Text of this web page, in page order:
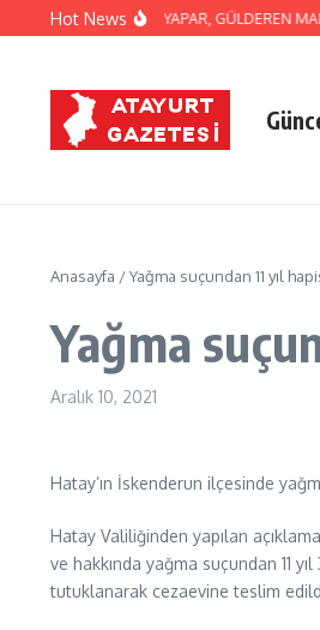
İçeriğe atlaHot News
İBRAHİM NACİ YAPAR, GÜLDEREN
Anasayfa /Yağma suçundan 11 yıl
Yağma
Aralık 10, 2021
Hatay’ın İskenderun ilçesinde
Hatay Valiliğinden yapılan
ve hakkında yağma suçundan 11
tutuklanarak cezaevine teslim